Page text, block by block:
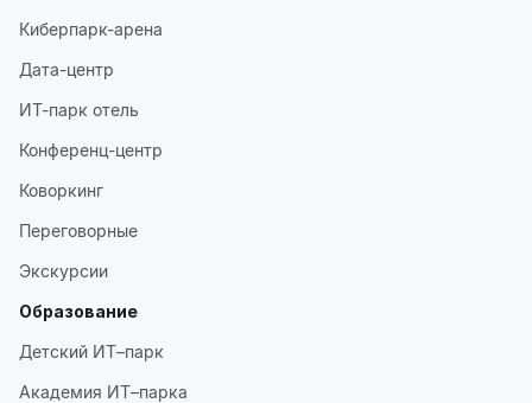
Киберпарк-арена
Дата-центр
ИТ-парк отель
Конференц-центр
Коворкинг
Переговорные
Экскурсии
Образование
Детский ИТ–парк
Академия ИТ–парка